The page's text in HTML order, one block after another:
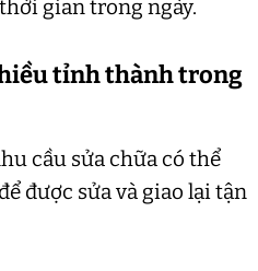
gian trong ngày.
tỉnh thành trong
cầu sửa chữa có thể
được sửa và giao lại tận